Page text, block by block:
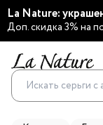
La Nature:
Доп. скидка 3% на